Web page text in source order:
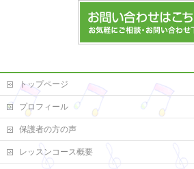
トップページ
プロフィール
保護者の方の声
レッスンコース概要